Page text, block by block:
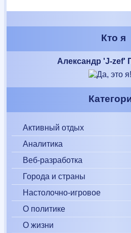
Кто я
Александр 'J-zef'
Активный отдых
Аналитика
Веб-разработка
Города и страны
Настолочно-игровое
О политике
О жизни